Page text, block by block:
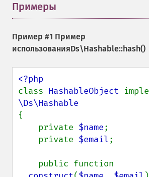
Примеры
Пример #1 Пример
использованияDs\Hashable::hash()
class HashableObject
{
    private
$name;
    private
$email;